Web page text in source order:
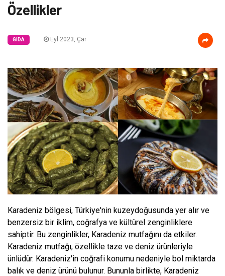
Özellikler
GIDA Eyl 2023, Çar
Karadeniz bölgesi, Türkiye'nin kuzeydoğusunda yer alır ve
benzersiz bir iklim, coğrafya ve kültürel zenginliklere
sahiptir. Bu zenginlikler, Karadeniz mutfağını da etkiler.
Karadeniz mutfağı, özellikle taze ve deniz ürünleriyle
ünlüdür. Karadeniz'in coğrafi konumu nedeniyle bol miktarda
balık ve deniz ürünü bulunur. Bununla birlikte, Karadeniz